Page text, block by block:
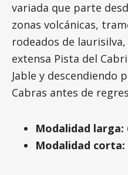
variada que parte
zonas volcánicas,
rodeados de
extensa Pista del
Jable y descendiendo
Cabras antes de
Modalidad larga:
Modalidad corta: